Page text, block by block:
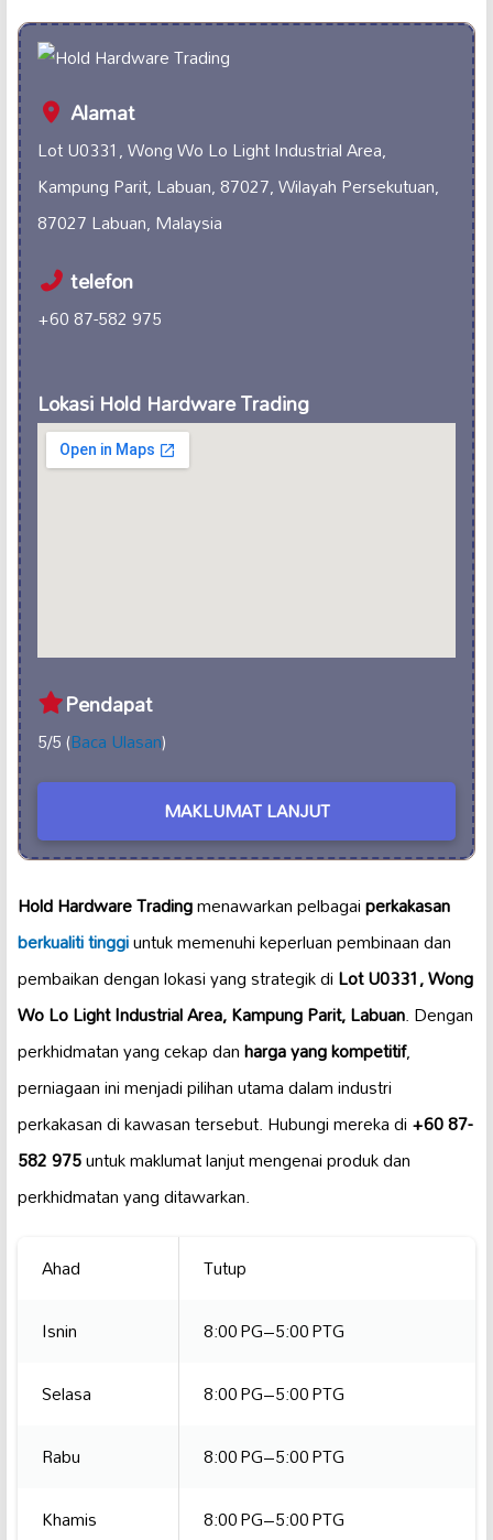
Alamat
Lot U0331, Wong Wo Lo Light Industrial Area,
Kampung Parit, Labuan, 87027, Wilayah Persekutuan,
87027 Labuan, Malaysia
telefon
+60 87-582 975
Lokasi Hold Hardware Trading
Pendapat
5/5 (Baca Ulasan)
MAKLUMAT LANJUT
Hold Hardware Tradingmenawarkan pelbagaiperkakasan
berkualiti tinggiuntuk memenuhi keperluan pembinaan dan
pembaikan dengan lokasi yang strategik diLot U0331, Wong
Wo Lo Light Industrial Area, Kampung Parit, Labuan. Dengan
perkhidmatan yang cekap danharga yang kompetitif,
perniagaan ini menjadi pilihan utama dalam industri
perkakasan di kawasan tersebut. Hubungi mereka di+60 87-
582 975untuk maklumat lanjut mengenai produk dan
perkhidmatan yang ditawarkan.
Ahad
Tutup
Isnin
8:00 PG–5:00 PTG
Selasa
8:00 PG–5:00 PTG
Rabu
8:00 PG–5:00 PTG
Khamis
8:00 PG–5:00 PTG